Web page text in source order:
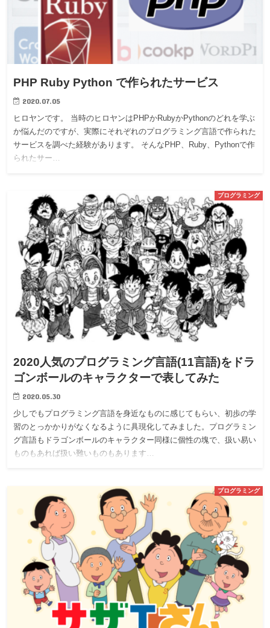
PHP Ruby Python で作られたサービス
2020.07.05
ヒロヤンです。 当時のヒロヤンはPHPかRubyかPythonのどれを学ぶ
か悩んだのですが、実際にそれぞれのプログラミング言語で作られた
サービスを調べた経験があります。 そんなPHP、Ruby、Pythonで作
られたサー…
プログラミング
2020人気のプログラミング言語(11言語)をドラ
ゴンボールのキャラクターで表してみた
2020.05.30
少しでもプログラミング言語を身近なものに感じてもらい、初歩の学
習のとっかかりがなくなるように具現化してみました。プログラミン
グ言語もドラゴンボールのキャラクター同様に個性の塊で、扱い易い
ものもあれば扱い難いものもあります…
プログラミング